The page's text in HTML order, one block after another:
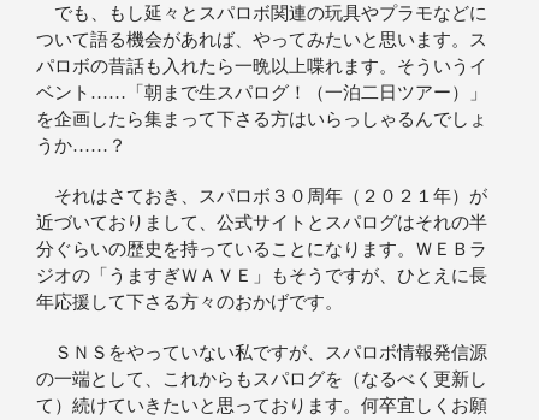
でも、もし延々とスパロボ関連の玩具やプラモなどに
ついて語る機会があれば、やってみたいと思います。ス
パロボの昔話も入れたら一晩以上喋れます。そういうイ
ベント……「朝まで生スパログ！（一泊二日ツアー）」
を企画したら集まって下さる方はいらっしゃるんでしょ
うか……？
それはさておき、スパロボ３０周年（２０２１年）が
近づいておりまして、公式サイトとスパログはそれの半
分ぐらいの歴史を持っていることになります。ＷＥＢラ
ジオの「うますぎＷＡＶＥ」もそうですが、ひとえに長
年応援して下さる方々のおかげです。
ＳＮＳをやっていない私ですが、スパロボ情報発信源
の一端として、これからもスパログを（なるべく更新し
て）続けていきたいと思っております。何卒宜しくお願